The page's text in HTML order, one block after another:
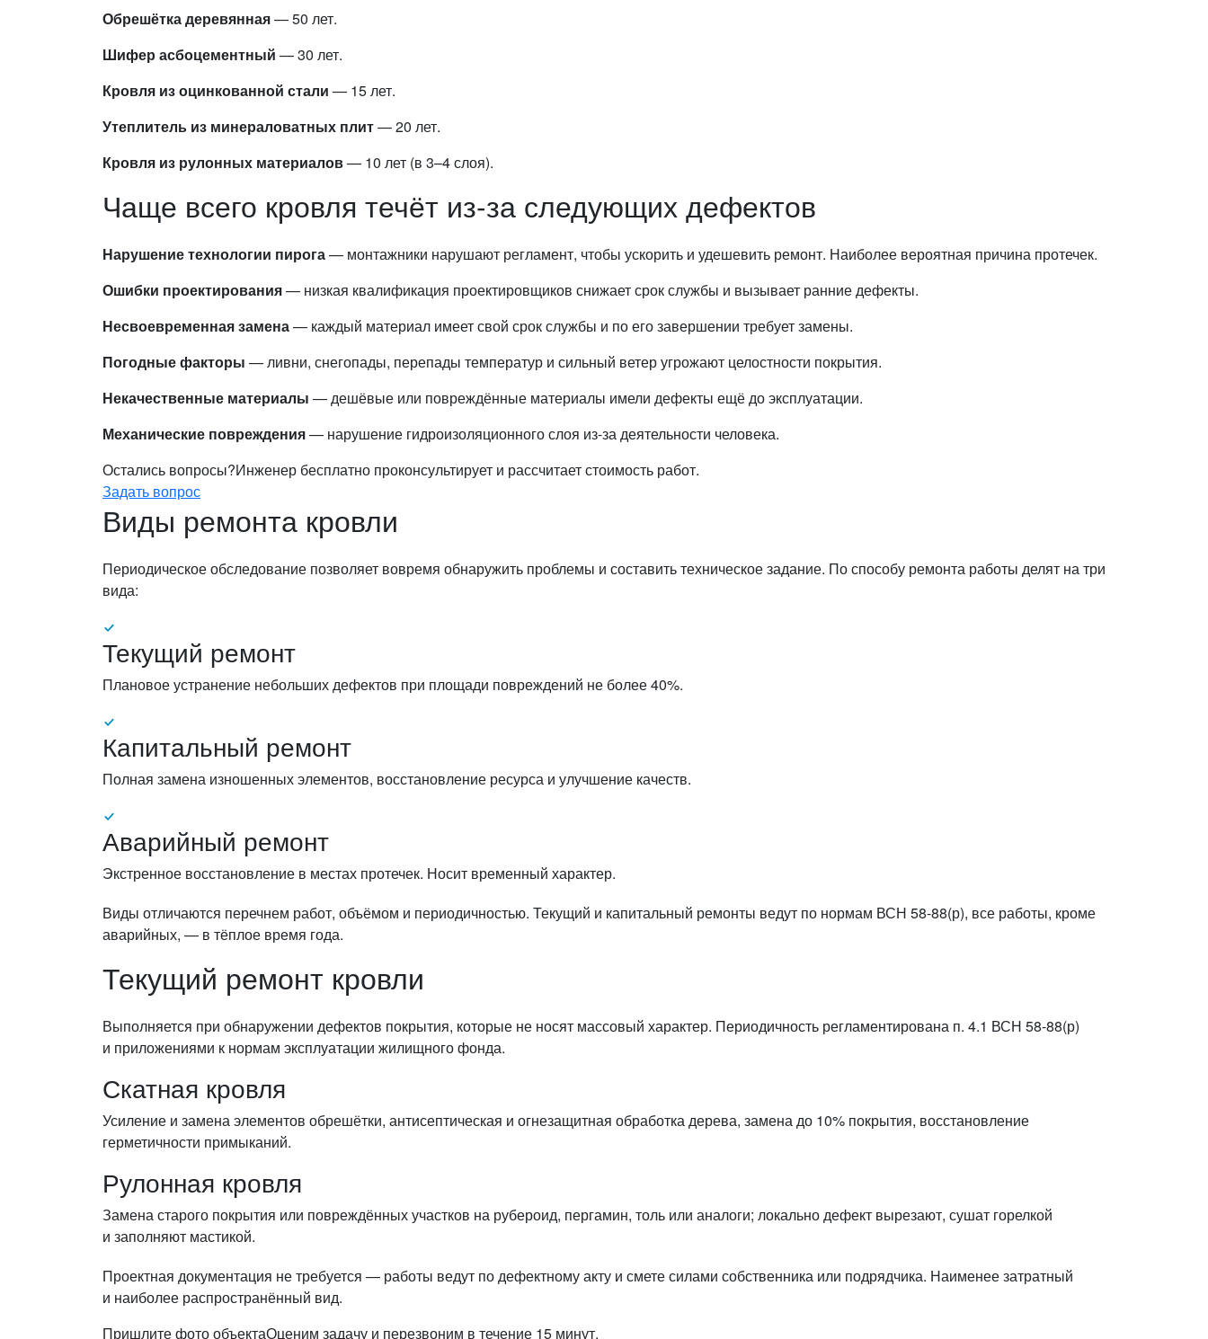
Обрешётка деревянная— 50 лет.
Шифер асбоцементный — 30 лет.
Кровля из оцинкованной стали — 15 лет.
Утеплитель из минераловатных плит— 20 лет.
Кровля из рулонных материалов— 10 лет (в 3–4 слоя).
Чаще всего кровля течёт из-за следующих дефектов
Нарушение технологии пирога— монтажники нарушают регламент, чтобы ускорить и удешевить ремонт. Наиболее вероятная причина протечек.
Ошибки проектирования— низкая квалификация проектировщиков снижает срок службы и вызывает ранние дефекты.
Несвоевременная замена— каждый материал имеет свой срок службы и по его завершении требует замены.
Погодные факторы — ливни, снегопады, перепады температур и сильный ветер угрожают целостности покрытия.
Некачественные материалы — дешёвые или повреждённые материалы имели дефекты ещё до эксплуатации.
Механические повреждения— нарушение гидроизоляционного слоя из-за деятельности человека.
Остались вопросы?Инженер бесплатно проконсультирует и рассчитает стоимость работ.
Задать вопрос
Виды ремонта кровли
Периодическое обследование позволяет вовремя обнаружить проблемы и составить техническое задание. По способу ремонта работы делят на три
вида:
Текущий ремонт
Плановое устранение небольших дефектов при площади повреждений не более 40%.
Капитальный ремонт
Полная замена изношенных элементов, восстановление ресурса и улучшение качеств.
Аварийный ремонт
Экстренное восстановление в местах протечек. Носит временный характер.
Виды отличаются перечнем работ, объёмом и периодичностью. Текущий и капитальный ремонты ведут по нормам ВСН 58-88(р), все работы, кроме
аварийных, — в тёплое время года.
Текущий ремонт кровли
Выполняется при обнаружении дефектов покрытия, которые не носят массовый характер. Периодичность регламентирована п. 4.1 ВСН 58-88(р)
и приложениями к нормам эксплуатации жилищного фонда.
Скатная кровля
Усиление и замена элементов обрешётки, антисептическая и огнезащитная обработка дерева, замена до 10% покрытия, восстановление
герметичности примыканий.
Рулонная кровля
Замена старого покрытия или повреждённых участков на рубероид, пергамин, толь или аналоги; локально дефект вырезают, сушат горелкой
и заполняют мастикой.
Проектная документация не требуется — работы ведут по дефектному акту и смете силами собственника или подрядчика. Наименее затратный
и наиболее распространённый вид.
Пришлите фото объектаОценим задачу и перезвоним в течение 15 минут.